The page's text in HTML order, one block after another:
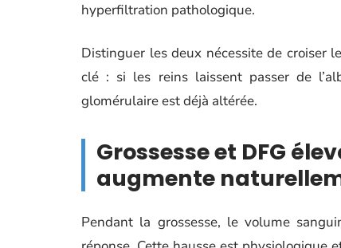
hyperfiltration pathologique.
Distinguer les deux nécessite de croiser
clé : si les reins laissent passer de
glomérulaire est déjà altérée.
Grossesse et DFG
augmente
Pendant la grossesse, le volume